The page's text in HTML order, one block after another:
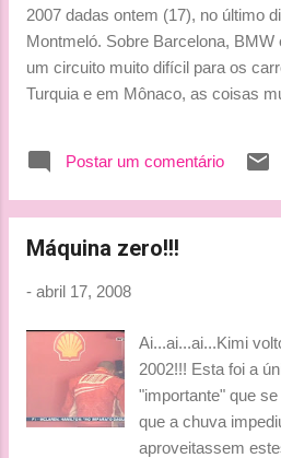
bandeiras, assegurando uma
dos avisos com os pilotos. O
mesma empresa responsáve...
2007 dadas ontem (17), no último
Montmeló. Sobre Barcelona,
um circuito muito difícil para os
Turquia e em Mônaco, as coisas
mudou durante os testes". Sobre a
idéia do que as outras equipes
mudança tenha sido para melhor".
causa da chuva que atrapalhou os
uma volta e foi na chuva. Nós
coisas, mas nestas condições
do que acontece realmente, mas o
semana e parece ser algo
acho mais interessan...
Postar um comentário
Máquina zero!!!
- abril 17, 2008
Ai...ai...ai...Kimi
2002!!! Esta foi a
"importante" que
que a chuva
aproveitassem